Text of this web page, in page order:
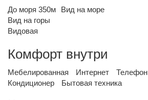
До моря 350м
Вид на море
Вид на горы
Видовая
Комфорт внутри
Мебелированная Интернет Телефон
Кондиционер
Бытовая техника